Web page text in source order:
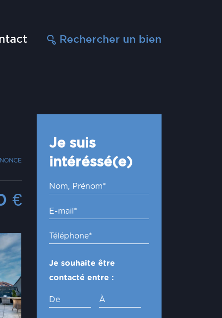
Rechercher un bien
€
Je suis
intéréssé(e)
Je souhaite être
contacté entre :
De À